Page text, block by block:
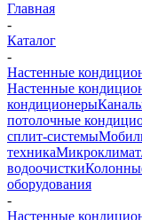
Главная
-
Каталог
-
Настенные
Настенные
кондиционеры
потолочные
сплит-системы
техника
водоочистки
оборудования
-
Настенные